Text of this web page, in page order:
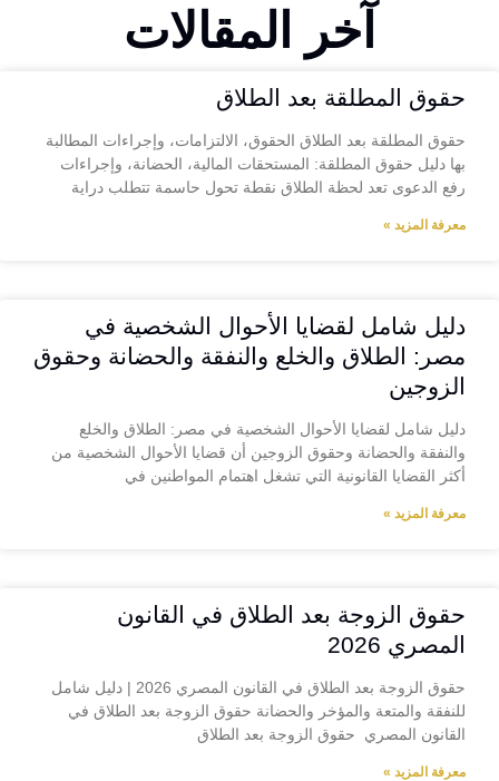
آخر المقالات
حقوق المطلقة بعد الطلاق
حقوق المطلقة بعد الطلاق الحقوق، الالتزامات، وإجراءات المطالبة
بها دليل حقوق المطلقة: المستحقات المالية، الحضانة، وإجراءات
رفع الدعوى تعد لحظة الطلاق نقطة تحول حاسمة تتطلب دراية
معرفة المزيد »
دليل شامل لقضايا الأحوال الشخصية في
مصر: الطلاق والخلع والنفقة والحضانة وحقوق
الزوجين
دليل شامل لقضايا الأحوال الشخصية في مصر: الطلاق والخلع
والنفقة والحضانة وحقوق الزوجين أن قضايا الأحوال الشخصية من
أكثر القضايا القانونية التي تشغل اهتمام المواطنين في
معرفة المزيد »
حقوق الزوجة بعد الطلاق في القانون
المصري 2026
حقوق الزوجة بعد الطلاق في القانون المصري 2026 | دليل شامل
للنفقة والمتعة والمؤخر والحضانة حقوق الزوجة بعد الطلاق في
القانون المصري حقوق الزوجة بعد الطلاق
معرفة المزيد »